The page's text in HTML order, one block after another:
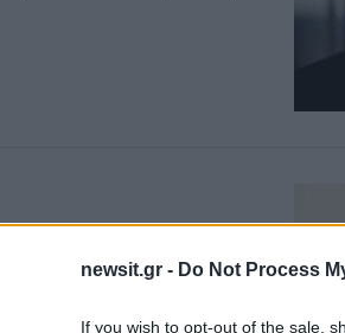
newsit.gr - Do Not Process
If you wish to opt-out of the sale,
γράψει στο